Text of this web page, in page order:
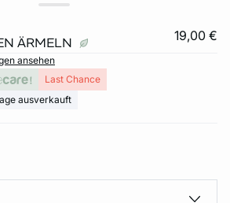
ÄRMELN 19,00 €
ansehen
Last Chance
ausverkauft